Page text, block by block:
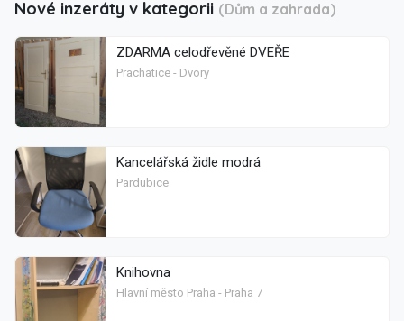
Nové inzeráty v kategorii (Dům a zahrada)
ZDARMA celodřevěné DVEŘE
Prachatice - Dvory
Kancelářská židle modrá
Pardubice
Knihovna
Hlavní město Praha - Praha 7